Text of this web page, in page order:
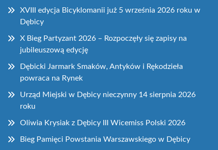
XVIII edycja Bicyklomanii już 5 września 2026 roku w
Dębicy
X Bieg Partyzant 2026 – Rozpoczęły się zapisy na
jubileuszową edycję
Dębicki Jarmark Smaków, Antyków i Rękodzieła
powraca na Rynek
Urząd Miejski w Dębicy nieczynny 14 sierpnia 2026
roku
Oliwia Krysiak z Dębicy III Wicemiss Polski 2026
Bieg Pamięci Powstania Warszawskiego w Dębicy